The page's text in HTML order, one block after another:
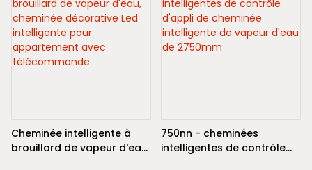
cheminée intérieure
autoportante
Cheminée intelligente à
brouillard de vapeur d'eau,
750nn - cheminées
intelligentes de contrôle